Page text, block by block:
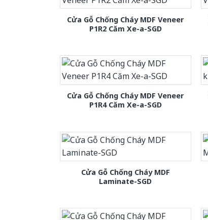
Cửa Gỗ Chống Cháy MDF Veneer
P1R2 Căm Xe-a-SGD
Cửa Gỗ Chống Cháy MDF Veneer
P1R4 Căm Xe-a-SGD
Cửa Gỗ Chống Cháy MDF
Laminate-SGD